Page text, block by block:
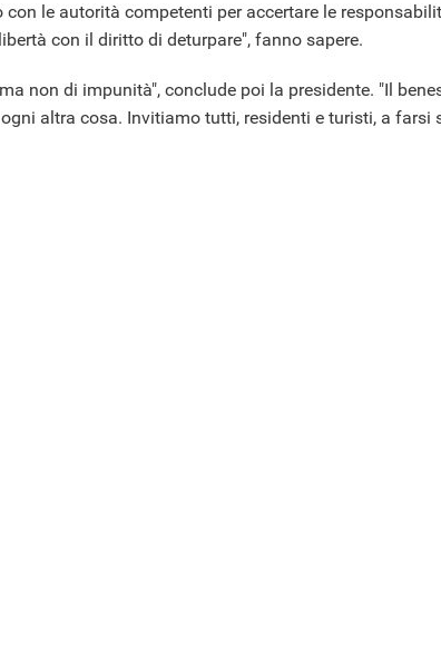
con le autorità competenti per accertare le
con il diritto di deturpare", fanno sapere.
non di impunità", conclude poi la presidente. "Il
altra cosa. Invitiamo tutti, residenti e turisti, a farsi